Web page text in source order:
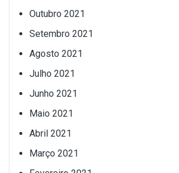
Outubro 2021
Setembro 2021
Agosto 2021
Julho 2021
Junho 2021
Maio 2021
Abril 2021
Março 2021